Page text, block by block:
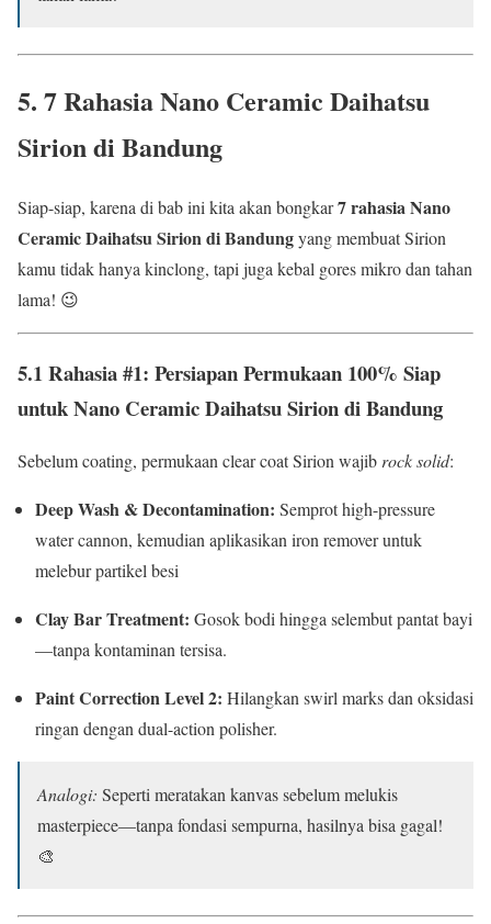
5. 7 RahasiaNano Ceramic Daihatsu
Sirion di Bandung
Siap-siap, karena di bab ini kita akan bongkar7 rahasia Nano
Ceramic Daihatsu Sirion di Bandungyang membuat Sirion
kamu tidak hanya kinclong, tapi juga kebal gores mikro dan tahan
lama! 😉
5.1 Rahasia #1: Persiapan Permukaan 100% Siap
untuk Nano Ceramic Daihatsu Sirion di Bandung
Sebelum coating, permukaan clear coat Sirion wajibrock solid:
Deep Wash & Decontamination: Semprot high-pressure
water cannon, kemudian aplikasikan iron remover untuk
melebur partikel besi
Clay Bar Treatment: Gosok bodi hingga selembut pantat bayi
—tanpa kontaminan tersisa.
Paint Correction Level 2: Hilangkan swirl marks dan oksidasi
ringan dengan dual-action polisher.
Analogi: Seperti meratakan kanvas sebelum melukis
masterpiece—tanpa fondasi sempurna, hasilnya bisa gagal!
🎨